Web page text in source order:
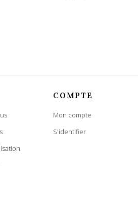
COMPTE
Mon compte
S'identifier